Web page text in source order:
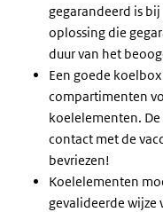
gegarandeerd is
oplossing die
duur van het
Een goede
compartimenten
koelelementen.
contact met de
bevriezen!
Koelelementen
gevalideerde wijze